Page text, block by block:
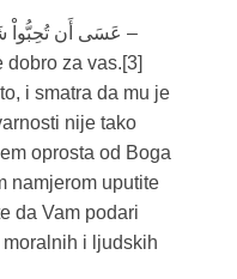
dobro za vas.[3]
i smatra da mu je
nije tako
oprosta od Boga
namjerom uputite
da Vam podari
i ljudskih